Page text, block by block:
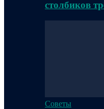
столбиков
Советы